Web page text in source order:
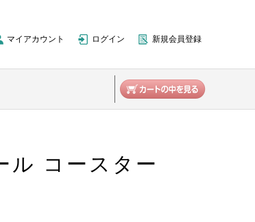
マイアカウント ログイン 新規会員登録
ル コースター